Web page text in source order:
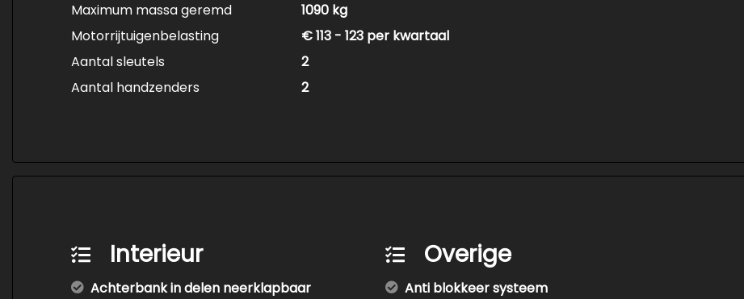
Maximum massa geremd
1090 kg
Motorrijtuigenbelasting
€ 113 - 123 per kwartaal
Aantal sleutels
2
Aantal handzenders
2
Interieur
Achterbank in delen neerklapbaar
Overige
Anti blokkeer systeem